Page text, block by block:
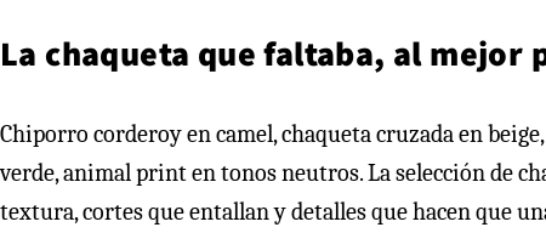
La chaqueta que faltaba, al mejor
Chiporro corderoy en camel, chaqueta cruzada en
verde, animal print en tonos neutros. La selección de
textura, cortes que entallan y detalles que hacen que